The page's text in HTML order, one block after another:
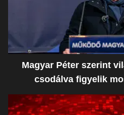
Magyar Péter szerint
csodálva figyelik